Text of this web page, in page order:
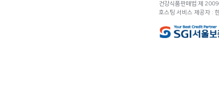
건강식품판매법:제
호스팅 서비스 제공자 :